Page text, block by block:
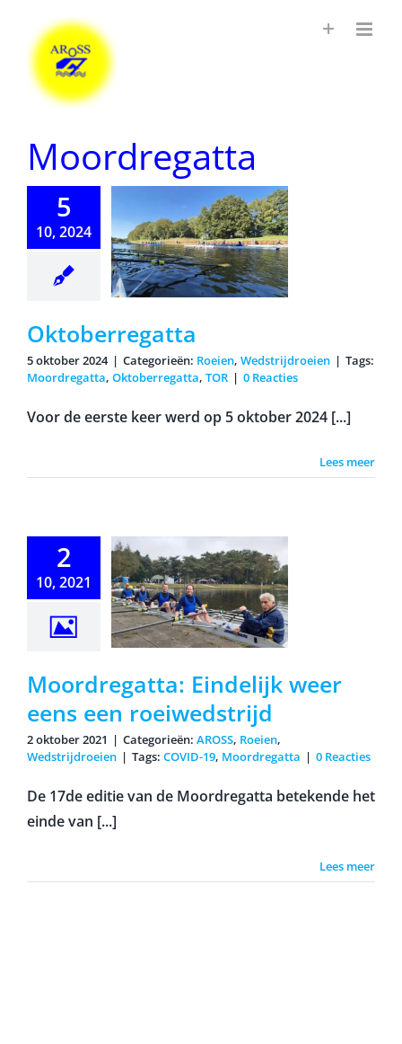
Moordregatta
5
10, 2024
Oktoberregatta
5 oktober 2024 | Categorieën: Roeien, Wedstrijdroeien | Tags:
Moordregatta, Oktoberregatta, TOR | 0 Reacties
Voor de eerste keer werd op 5 oktober 2024 [...]
Lees meer
2
10, 2021
weer
een
Moordregatta: Eindelijk weer
eens een roeiwedstrijd
2 oktober 2021 | Categorieën: AROSS, Roeien,
Wedstrijdroeien | Tags: COVID-19, Moordregatta | 0 Reacties
De 17de editie van de Moordregatta betekende het
einde van [...]
Lees meer